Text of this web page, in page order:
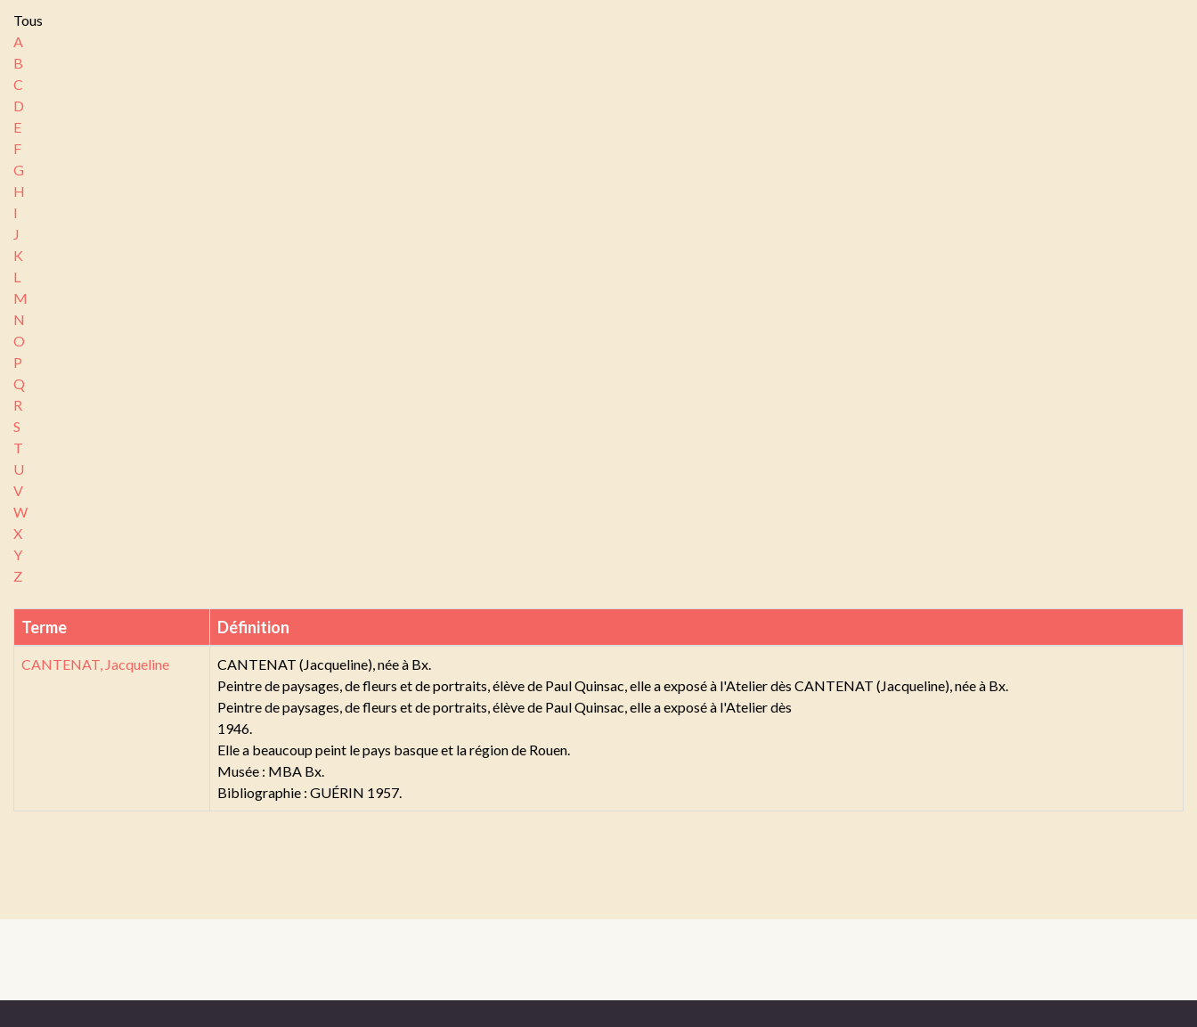
Tous
A
B
C
D
E
F
G
H
I
J
K
L
M
N
O
P
Q
R
S
T
U
V
W
X
Y
Z
Terme Définition
CANTENAT, Jacqueline
CANTENAT (Jacqueline), née à Bx.
Peintre de paysages, de fleurs et de portraits, élève de Paul Quinsac, elle a exposé à l'Atelier dès CANTENAT (Jacqueline), née à Bx.
Peintre de paysages, de fleurs et de portraits, élève de Paul Quinsac, elle a exposé à l'Atelier dès
1946.
Elle a beaucoup peint le pays basque et la région de Rouen.
Musée : MBA Bx.
Bibliographie : GUÉRIN 1957.